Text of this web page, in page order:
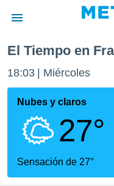
de
por
que se
calidad.
a este
las
El Tiempo en
18:03 Miércoles
Nubes y claros
27°
Sensación de 27°